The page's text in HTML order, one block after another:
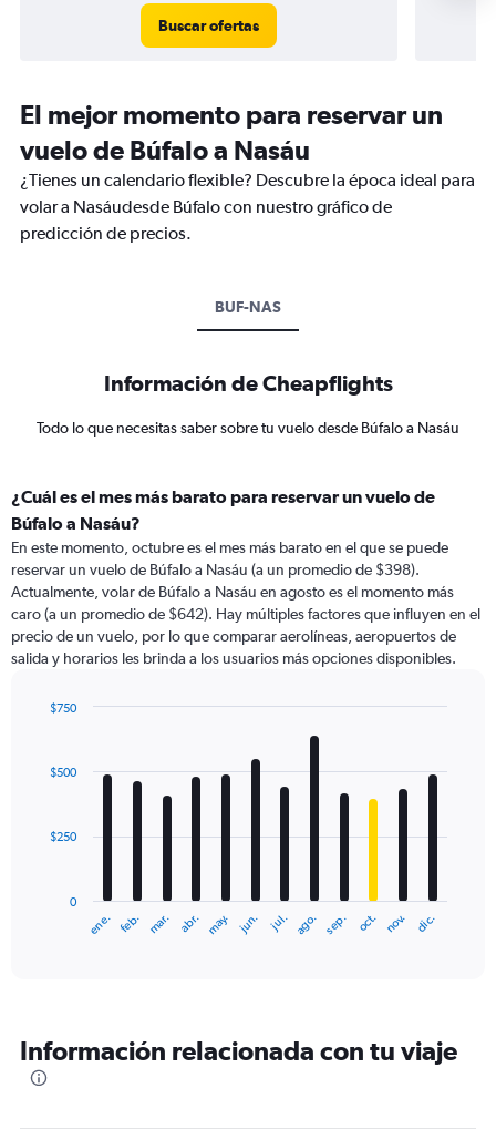
Buscar ofertas
El mejor momento para reservar un
vuelo de Búfalo a Nasáu
¿Tienes un calendario flexible? Descubre la época ideal para
volar a Nasáudesde Búfalo con nuestro gráfico de
predicción de precios.
BUF-NAS
Información de Cheapflights
Todo lo que necesitas saber sobre tu vuelo desde Búfalo a Nasáu
¿Cuál es el mes más barato para reservar un vuelo de
Búfalo a Nasáu?
En este momento, octubre es el mes más barato en el que se puede
reservar un vuelo de Búfalo a Nasáu (a un promedio de $398).
Actualmente, volar de Búfalo a Nasáu en agosto es el momento más
caro (a un promedio de $642). Hay múltiples factores que influyen en el
precio de un vuelo, por lo que comparar aerolíneas, aeropuertos de
salida y horarios les brinda a los usuarios más opciones disponibles.
with
12
The
categories.
The
ene. feb. mar. abr. may. jun. jul. ago. sep. oct. nov. dic.
0
$250
$500
$750
Información relacionada con tu viaje